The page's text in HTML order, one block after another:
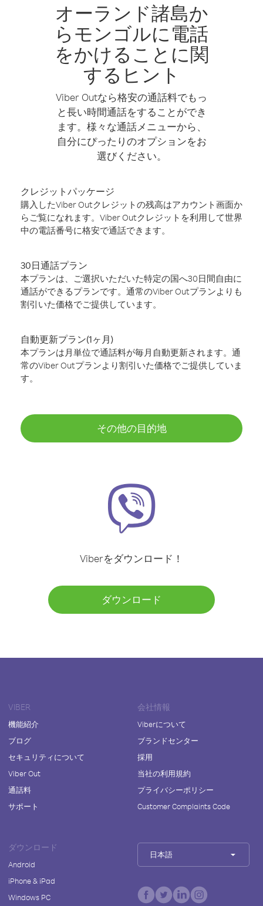
オーランド諸島か
らモンゴルに電話
をかけることに関
するヒント
Viber Outなら格安の通話料でもっ
と長い時間通話をすることができ
ます。様々な通話メニューから、
自分にぴったりのオプションをお
選びください。
クレジットパッケージ
購入したViber Outクレジットの残高はアカウント画面か
らご覧になれます。Viber Outクレジットを利用して世界
中の電話番号に格安で通話できます。
30日通話プラン
本プランは、ご選択いただいた特定の国へ30日間自由に
通話ができるプランです。通常のViber Outプランよりも
割引いた価格でご提供しています。
自動更新プラン(1ヶ月)
本プランは月単位で通話料が毎月自動更新されます。通
常のViber Outプランより割引いた価格でご提供していま
す。
その他の目的地
Viberをダウンロード！
ダウンロード
VIBER
機能紹介
ブログ
セキュリティについて
Viber Out
通話料
サポート
会社情報
Viberについて
ブランドセンター
採用
当社の利用規約
プライバシーポリシー
Customer Complaints Code
ダウンロード
Android
iPhone & iPad
Windows PC
日本語